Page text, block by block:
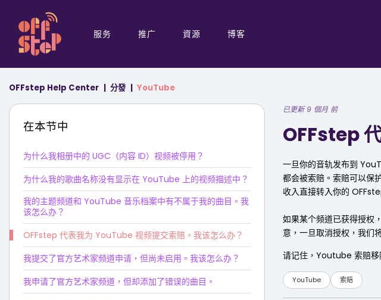
服务 推广 資源 博客
OFFstep Help Center 分發 YouTube
在本节中
为什么我相册中的 UGC（内容 ID）视频被停用？
为什么我的歌曲名称没有显示在 YouTube 上的视频描述中？
我的主题频道和 YouTube 音乐档案中有不属于我的曲目。我
该怎么办？
OFFstep 代表我为 YouTube 视频提交索赔。我该怎么办？
我提交了官方艺术家频道申请，但尚未启用。我该怎么办？
我申请了官方艺术家频道，但却添加了错误的曲目。
已更新 9 個月 前
OFFstep
一旦你的音轨发布到
都会被索赔。索赔可以保
收入直接转入你的
如果某个频道已获得授权
意，一旦取消授权，我们
请记住，Youtube 索赔移
YouTube 索赔